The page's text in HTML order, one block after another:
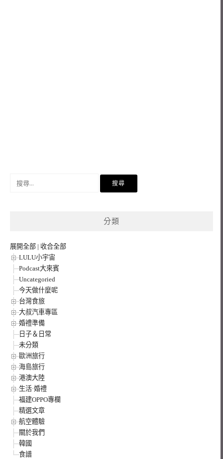
分類
展開全部 | 收合全部
LULU小宇宙
Podcast大來賓
Uncategoried
今天做什麼呢
台灣食旅
大叔汽車專區
婚禮準備
日子＆日常
未分類
歐洲旅行
海島旅行
港澳大陸
生活·婚禮
福建OPPO專欄
精選文章
航空體驗
關於我們
韓國
食譜